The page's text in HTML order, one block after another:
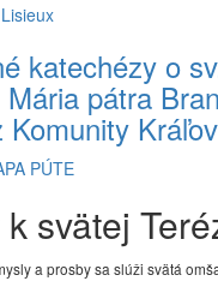
katechézy o
pátra
Komunity
PÚTE
svätej
a prosby sa slúži svätá